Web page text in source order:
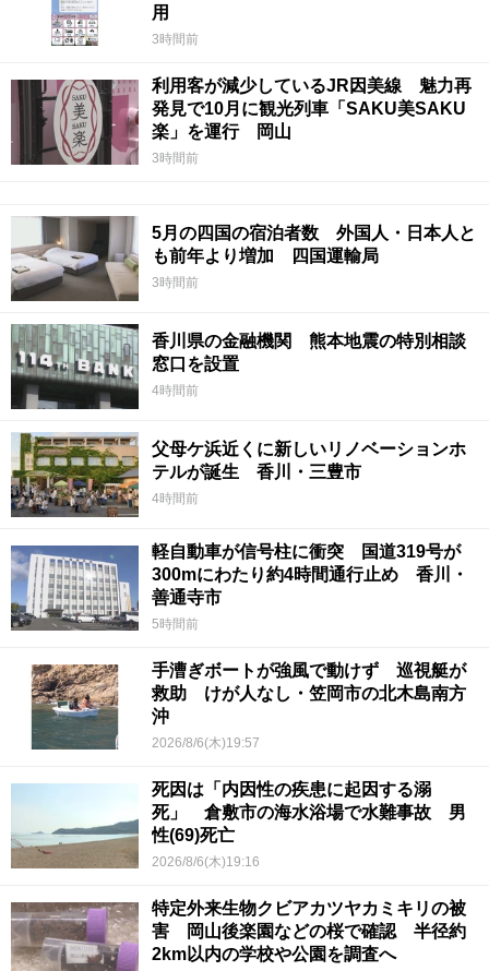
用
3時間前
利用客が減少しているJR因美線 魅力再
発見で10月に観光列車「SAKU美SAKU
楽」を運行 岡山
3時間前
5月の四国の宿泊者数 外国人・日本人と
も前年より増加 四国運輸局
3時間前
香川県の金融機関 熊本地震の特別相談
窓口を設置
4時間前
父母ケ浜近くに新しいリノベーションホ
テルが誕生 香川・三豊市
4時間前
軽自動車が信号柱に衝突 国道319号が
300mにわたり約4時間通行止め 香川・
善通寺市
5時間前
手漕ぎボートが強風で動けず 巡視艇が
救助 けが人なし・笠岡市の北木島南方
沖
2026/8/6(木)19:57
死因は「内因性の疾患に起因する溺
死」 倉敷市の海水浴場で水難事故 男
性(69)死亡
2026/8/6(木)19:16
特定外来生物クビアカツヤカミキリの被
害 岡山後楽園などの桜で確認 半径約
2km以内の学校や公園を調査へ